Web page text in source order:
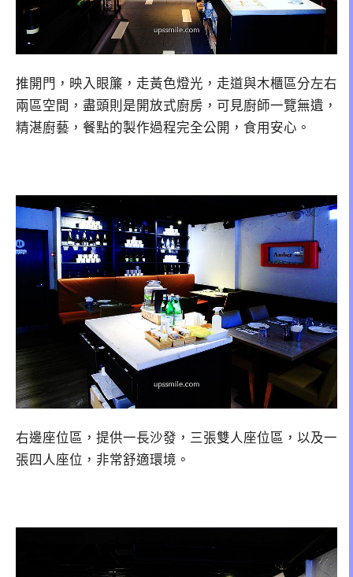
推開門，映入眼簾，走黃色燈光，走道與木櫃區分左右
兩區空間，盡頭則是開放式廚房，可見廚師一覽無遺，
精湛廚藝，餐點的製作過程完全公開，食用安心。
右邊座位區，提供一長沙發，三張雙人座位區，以及一
張四人座位，非常舒適環境。